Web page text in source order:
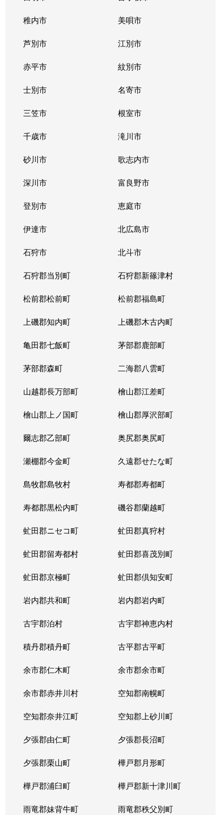
稚内市 美唄市
芦別市 江別市
赤平市 紋別市
士別市 名寄市
三笠市 根室市
千歳市 滝川市
砂川市 歌志内市
深川市 富良野市
登別市 恵庭市
伊達市 北広島市
石狩市 北斗市
石狩郡当別町 石狩郡新篠津村
松前郡松前町 松前郡福島町
上磯郡知内町 上磯郡木古内町
亀田郡七飯町 茅部郡鹿部町
茅部郡森町 二海郡八雲町
山越郡長万部町 檜山郡江差町
檜山郡上ノ国町 檜山郡厚沢部町
爾志郡乙部町 奥尻郡奥尻町
瀬棚郡今金町 久遠郡せたな町
島牧郡島牧村 寿都郡寿都町
寿都郡黒松内町 磯谷郡蘭越町
虻田郡ニセコ町 虻田郡真狩村
虻田郡留寿都村 虻田郡喜茂別町
虻田郡京極町 虻田郡倶知安町
岩内郡共和町 岩内郡岩内町
古宇郡泊村 古宇郡神恵内村
積丹郡積丹町 古平郡古平町
余市郡仁木町 余市郡余市町
余市郡赤井川村 空知郡南幌町
空知郡奈井江町 空知郡上砂川町
夕張郡由仁町 夕張郡長沼町
夕張郡栗山町 樺戸郡月形町
樺戸郡浦臼町 樺戸郡新十津川町
雨竜郡妹背牛町 雨竜郡秩父別町